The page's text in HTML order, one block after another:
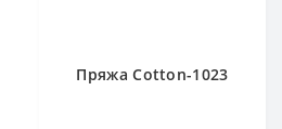
Пряжа Cotton-1023